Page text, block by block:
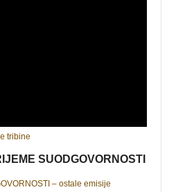
tribine
SUODGOVORNOSTI
– ostale emisije